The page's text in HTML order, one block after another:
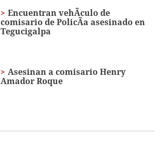
Encuentran vehÃ­culo de
comisario de PolicÃ­a asesinado en
Tegucigalpa
Asesinan a comisario Henry
Amador Roque